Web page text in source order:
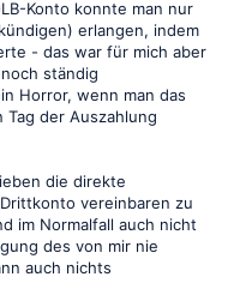
Konto konnte man nur
erlangen, indem
- das war für mich aber
ständig
Horror, wenn man das
der Auszahlung
die direkte
vereinbaren zu
im Normalfall auch nicht
des von mir nie
auch nichts